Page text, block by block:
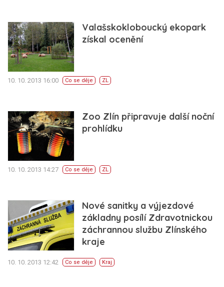
Valašskokloboucký ekopark
získal ocenění
10. 10. 2013 16:00 Co se děje ZL
Zoo Zlín připravuje další noční
prohlídku
10. 10. 2013 14:27 Co se děje ZL
Nové sanitky a výjezdové
základny posílí Zdravotnickou
záchrannou službu Zlínského
kraje
10. 10. 2013 12:42 Co se děje Kraj